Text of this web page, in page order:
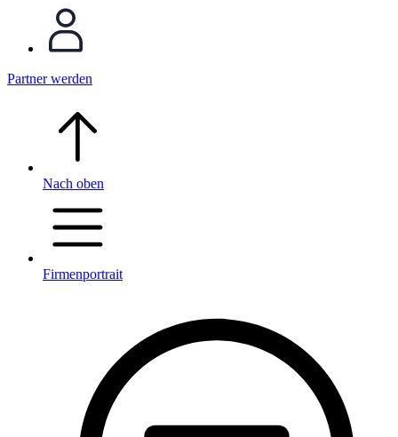
Partner werden
Nach oben
Firmenportrait